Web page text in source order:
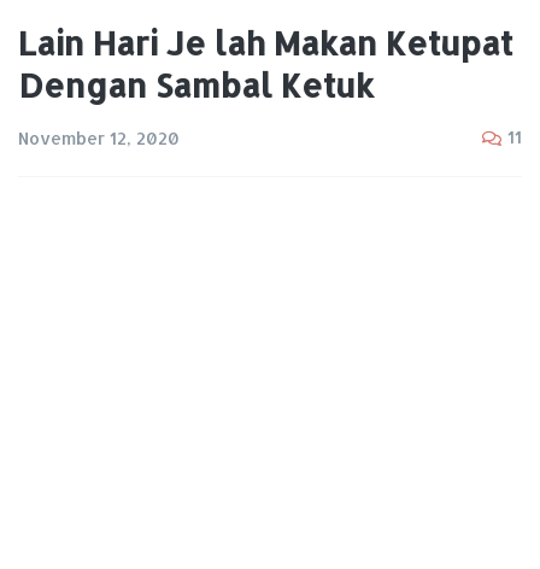
Lain Hari Je lah Makan Ketupat
Dengan Sambal Ketuk
November 12, 2020 11